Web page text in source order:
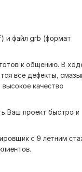
и файл grb (формат
к общению. В
все дефекты,
качество
Ваш проект быстро и
с 9 летним